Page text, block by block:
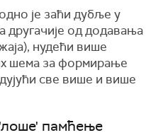
је заћи дубље у
другачије од додавања
нудећи више
шема за формирање
све више и више
памћење